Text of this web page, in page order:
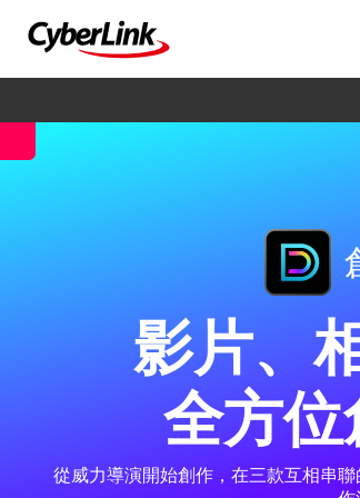
影片、
全方
從威力導演開始創作，在三款互相串